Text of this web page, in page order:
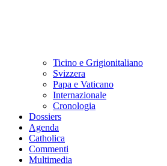
Ticino e Grigionitaliano
Svizzera
Papa e Vaticano
Internazionale
Cronologia
Dossiers
Agenda
Catholica
Commenti
Multimedia